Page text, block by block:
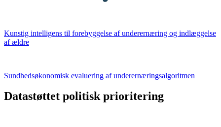
Kunstig intelligens til forebyggelse af underernæring og indlæggelse
af ældre
Sundhedsøkonomisk evaluering af underernæringsalgoritmen
Datastøttet politisk prioritering